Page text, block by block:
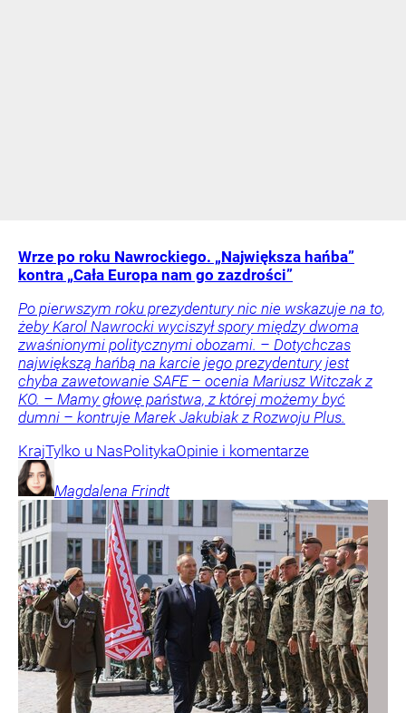
Wrze po roku Nawrockiego. „Największa hańba”
kontra „Cała Europa nam go zazdrości”
Po pierwszym roku prezydentury nic nie wskazuje na to,
żeby Karol Nawrocki wyciszył spory między dwoma
zwaśnionymi politycznymi obozami. – Dotychczas
największą hańbą na karcie jego prezydentury jest
chyba zawetowanie SAFE – ocenia Mariusz Witczak z
KO. – Mamy głowę państwa, z której możemy być
dumni – kontruje Marek Jakubiak z Rozwoju Plus.
KrajTylko u NasPolitykaOpinie i komentarze
Magdalena Frindt